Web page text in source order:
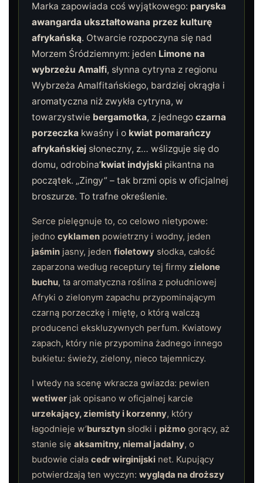
Marka zapowiada coś wyjątkowego: paryska
awangarda ukształtowana przez kulturę
afrykańską. Otwarcie rozpoczyna się nad
Morzem Śródziemnym: jeden Limone na
wybrzeżu Amalfi, słynna cytryna z regionu
Wybrzeża Amalfitańskiego, bardziej okrągła i
aromatyczna niż zwykła cytryna, w
towarzystwie bergamotka, z jednego czarna
porzeczka kwaśny i o kwiat pomarańczy
afrykańskiejsłoneczny, z… wślizguje się do
domu, odrobina’kwiat indyjskipikantna na
początek. „Zingy” – tak brzmi opis w oficjalnej
broszurze. To trafne określenie.
Serce pielęgnuje to, co celowo nietypowe:
jedno cyklamenpowietrzny i wodny, jeden
jaśminjasny, jeden fioletowysłodka, całość
zaparzona według receptury tej firmy zielone
buchu, ta aromatyczna roślina z południowej
Afryki o zielonym zapachu przypominającym
czarną porzeczkę i miętę, o którą walczą
producenci ekskluzywnych perfum. Kwiatowy
zapach, który nie przypomina żadnego innego
bukietu: świeży, zielony, nieco tajemniczy.
I wtedy na scenę wkracza gwiazda: pewien
wetiwerjak opisano w oficjalnej karcie
urzekający, ziemisty i korzenny, który
łagodnieje w’bursztynsłodki i piżmogorący, aż
stanie się aksamitny, niemal jadalny, o
budowie ciała cedr wirginijski net. Kupujący
potwierdzają ten wyczyn: wygląda na droższy